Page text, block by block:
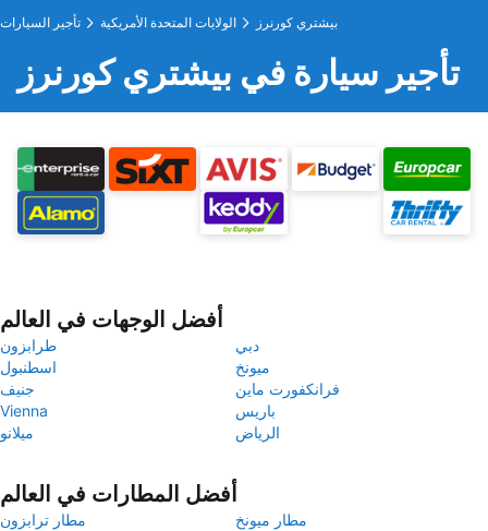
تأجير السيارات الولايات المتحدة الأمريكية بيشتري كورنرز
تأجير سيارة في بيشتري كورنرز
أفضل الوجهات في العالم
طرابزون
دبي
اسطنبول
ميونخ
جنيف
فرانكفورت ماين
Vienna
باريس
ميلانو
الرياض
أفضل المطارات في العالم
مطار ترابزون
مطار ميونخ